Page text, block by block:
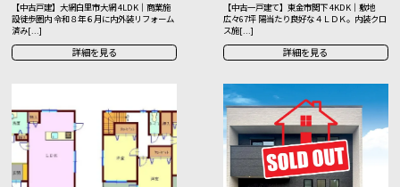
【中古戸建】大網白里市大網 4LDK｜商業施
設徒歩圏内 令和８年６月に内外装リフォーム
済み[...]
詳細を見る
【中古一戸建て】東金市関下 4KDK｜敷地
広々67坪 陽当たり良好な４ＬＤＫ。内装クロ
ス施[...]
詳細を見る